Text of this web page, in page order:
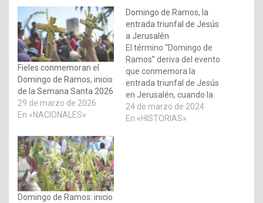
Fieles conmemoran el
Domingo de Ramos, inicio
de la Semana Santa 2026
29 de marzo de 2026
En «NACIONALES»
Domingo de Ramos, la
entrada triunfal de Jesús
a Jerusalén
El término “Domingo de
Ramos” deriva del evento
que conmemora la
entrada triunfal de Jesús
en Jerusalén, cuando la
multitud lo recibió
agitando ramas de palma
24 de marzo de 2024
En «HISTORIAS»
Domingo de Ramos: inicio